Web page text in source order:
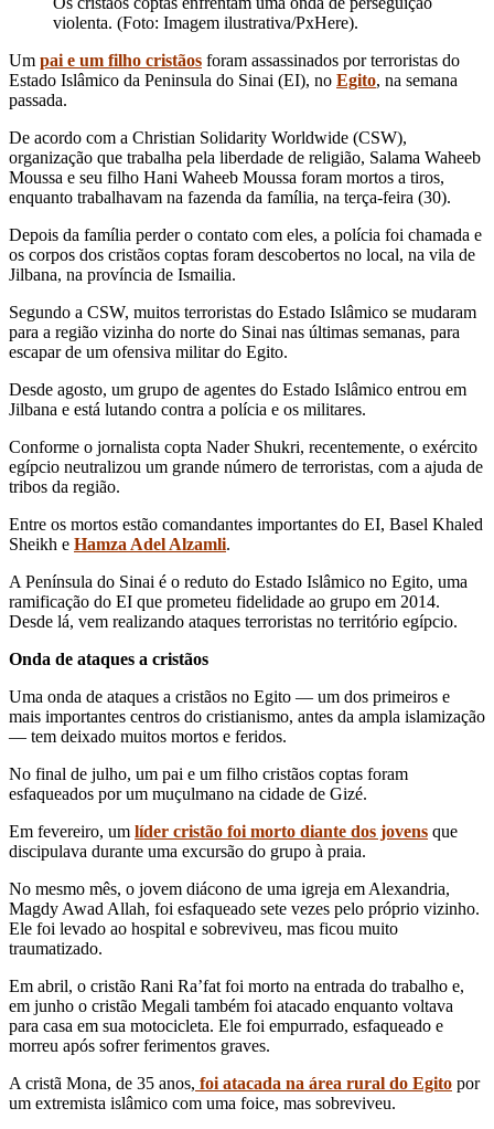
violenta. (Foto: Imagem ilustrativa/PxHere).
Um pai e um filho cristãos foram assassinados por terroristas do
Estado Islâmico da Peninsula do Sinai (EI), no Egito, na semana
passada.
De acordo com a Christian Solidarity Worldwide (CSW),
organização que trabalha pela liberdade de religião, Salama Waheeb
Moussa e seu filho Hani Waheeb Moussa foram mortos a tiros,
enquanto trabalhavam na fazenda da família, na terça-feira (30).
Depois da família perder o contato com eles, a polícia foi chamada e
os corpos dos cristãos coptas foram descobertos no local, na vila de
Jilbana, na província de Ismailia.
Segundo a CSW, muitos terroristas do Estado Islâmico se mudaram
para a região vizinha do norte do Sinai nas últimas semanas, para
escapar de um ofensiva militar do Egito.
Desde agosto, um grupo de agentes do Estado Islâmico entrou em
Jilbana e está lutando contra a polícia e os militares.
Conforme o jornalista copta Nader Shukri, recentemente, o exército
egípcio neutralizou um grande número de terroristas, com a ajuda de
tribos da região.
Entre os mortos estão comandantes importantes do EI, Basel Khaled
Sheikh e Hamza Adel Alzamli.
A Península do Sinai é o reduto do Estado Islâmico no Egito, uma
ramificação do EI que prometeu fidelidade ao grupo em 2014.
Desde lá, vem realizando ataques terroristas no território egípcio.
Onda de ataques a cristãos
Uma onda de ataques a cristãos no Egito — um dos primeiros e
mais importantes centros do cristianismo, antes da ampla islamização
— tem deixado muitos mortos e feridos.
No final de julho, um pai e um filho cristãos coptas foram
esfaqueados por um muçulmano na cidade de Gizé.
Em fevereiro, um líder cristão foi morto diante dos jovens que
discipulava durante uma excursão do grupo à praia.
No mesmo mês, o jovem diácono de uma igreja em Alexandria,
Magdy Awad Allah, foi esfaqueado sete vezes pelo próprio vizinho.
Ele foi levado ao hospital e sobreviveu, mas ficou muito
traumatizado.
Em abril, o cristão Rani Ra’fat foi morto na entrada do trabalho e,
em junho o cristão Megali também foi atacado enquanto voltava
para casa em sua motocicleta. Ele foi empurrado, esfaqueado e
morreu após sofrer ferimentos graves.
A cristã Mona, de 35 anos, foi atacada na área rural do Egito por
um extremista islâmico com uma foice, mas sobreviveu.